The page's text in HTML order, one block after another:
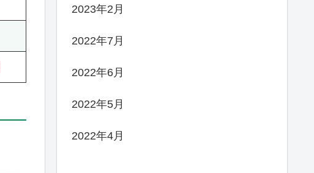
2023年2月
2022年7月
2022年6月
2022年5月
2022年4月